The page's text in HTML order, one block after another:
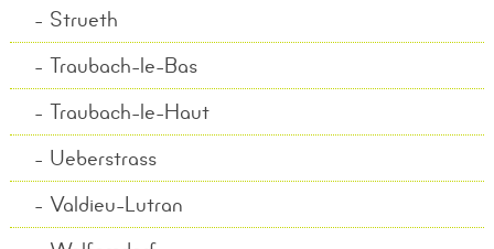
Strueth
Traubach-le-Bas
Traubach-le-Haut
Ueberstrass
Valdieu-Lutran